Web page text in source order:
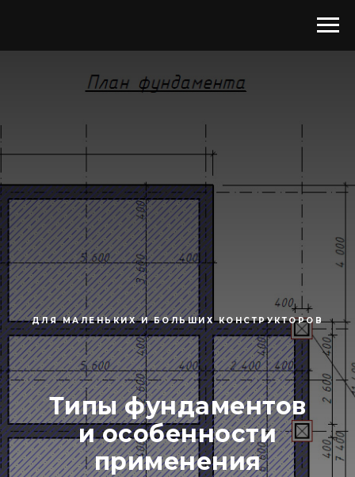
ДЛЯ МАЛЕНЬКИХ И БОЛЬШИХ КОНСТРУКТОРОВ
Типы фундаментов
и особенности
применения